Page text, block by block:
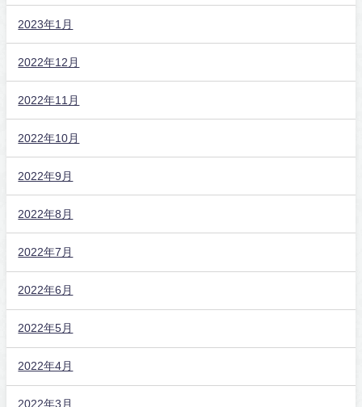
2023年1月
2022年12月
2022年11月
2022年10月
2022年9月
2022年8月
2022年7月
2022年6月
2022年5月
2022年4月
2022年3月